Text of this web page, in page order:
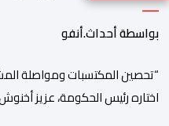
الاجتماعية والاستثمار
بواسطة أحداث.أنفو
“تحصين المكتسبات ومواصلة
اختاره رئيس الحكومة، عزيز